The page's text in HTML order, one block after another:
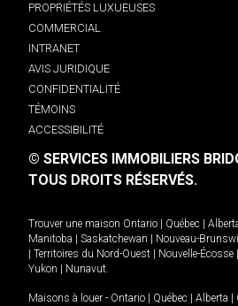
PROPRIÉTÉS LUXUEUSES
COMMERCIAL
INTRANET
AVIS JURIDIQUE
CONFIDENTIALITÉ
TÉMOINS
ACCESSIBILITÉ
© SERVICES IMMOBILIERS
TOUS DROITS RÉSERVÉS.
Trouver une maison Ontario Québec
Manitoba
Saskatchewan Nouveau-
Territoires du Nord-Ouest Nouvelle-Écosse
Yukon
Nunavut.
Maisons à louer - Ontario Québec Alberta